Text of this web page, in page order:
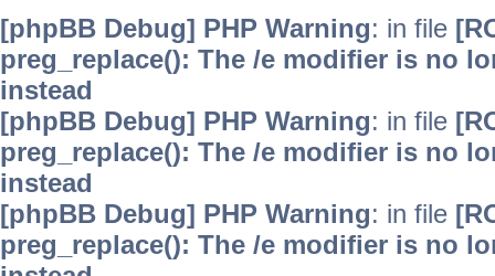
[phpBB Debug] PHP Warning: in file
preg_replace(): The /e modifier is no
instead
[phpBB Debug] PHP Warning: in file
preg_replace(): The /e modifier is no
instead
[phpBB Debug] PHP Warning: in file
preg_replace(): The /e modifier is no